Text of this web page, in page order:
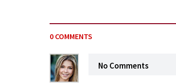
0 COMMENTS
No Comments